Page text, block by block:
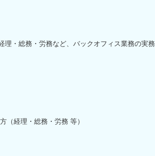
・総務・労務など、バックオフィス業務の実務
（経理・総務・労務 等）